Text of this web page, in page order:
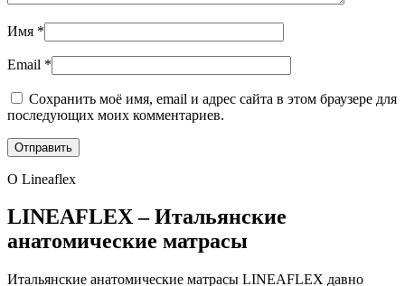
Имя *
Email *
Сохранить моё имя, email и адрес сайта в этом браузере для
последующих моих комментариев.
О Lineaflex
LINEAFLEX – Итальянские
анатомические матрасы
Итальянские анатомические матрасы LINEAFLEX давно